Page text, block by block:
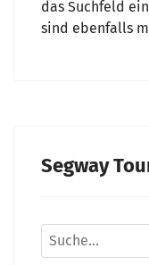
das Suchfeld
sind ebenfalls
Segway